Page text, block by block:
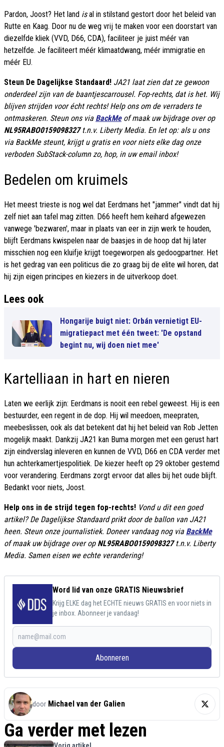
Pardon, Joost? Het land isal in stilstand gestort door het beleid van
Rutte en Kaag. Door nu de weg vrij te maken voor een doorstart van
diezelfde kliek (VVD, D66, CDA), faciliteer je juist méér van
hetzelfde. Je faciliteert méér klimaatdwang, méér immigratie en
méér EU.
Steun De Dagelijkse Standaard! JA21 laat zien dat ze gewoon
onderdeel zijn van de baantjescarrousel. Fop-rechts, dat is het. Wij
blijven strijden voor écht rechts! Help ons om de verraders te
ontmaskeren. Steun ons via BackMeof maak uw bijdrage over op
NL95RABO0159098327t.n.v. Liberty Media. En let op: als u ons
via BackMe steunt, krijgt u gratis en voor niets elke dag onze
verboden SubStack-column zo, hop, in uw email inbox!
Bedelen om kruimels
Het meest trieste is nog wel dat Eerdmans het "jammer" vindt dat hij
zelf niet aan tafel mag zitten. D66 heeft hem keihard afgewezen
vanwege 'bezwaren', maar in plaats van eer in zijn werk te houden,
blijft Eerdmans kwispelen naar de baasjes in de hoop dat hij later
misschien nog een kluifje krijgt toegeworpen als gedoogpartner. Het
is het gedrag van een politicus die zo graag bij de elite wil horen, dat
hij zijn eigen principes en kiezers in de uitverkoop doet.
Lees ook
Hongarije buigt niet: Orbán vernietigt EU-
migratiepact met één tweet: 'De opstand
begint nu, wij doen niet mee'
Kartelliaan in hart en nieren
Laten we eerlijk zijn: Eerdmans is nooit een rebel geweest. Hij is een
bestuurder, een regent in de dop. Hij wil meedoen, meepraten,
meebeslissen, ook als dat betekent dat hij het beleid van Rob Jetten
mogelijk maakt. Dankzij JA21 kan Buma morgen met een gerust hart
zijn eindverslag inleveren en kunnen de VVD, D66 en CDA verder met
hun achterkamertjespolitiek. De kiezer heeft op 29 oktober gestemd
voor verandering. Eerdmans zorgt ervoor dat alles bij het oude blijft.
Bedankt voor niets, Joost.
Help ons in de strijd tegen fop-rechts! Vond u dit een goed
artikel? De Dagelijkse Standaard prikt door de ballon van JA21
heen. Steun onze journalistiek. Doneer vandaag nog via BackMe
of maak uw bijdrage over op NL95RABO0159098327t.n.v. Liberty
Media. Samen eisen we echte verandering!
Word lid van onze GRATIS Nieuwsbrief
Krijg ELKE dag het ECHTE nieuws GRATIS en voor niets in
je inbox. Abonneer je vandaag!
Abonneren
door Michael van der Galien
Ga verder met lezen